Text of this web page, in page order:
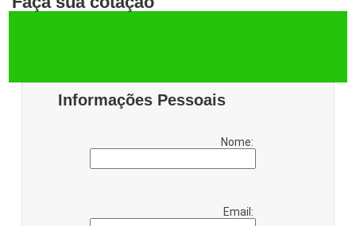
Informações Pessoais
Nome:
Email: